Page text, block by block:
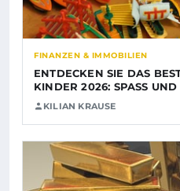
FINANZEN & IMMOBILIEN
ENTDECKEN SIE DAS
KINDER 2026: SPASS UND
KILIAN KRAUSE